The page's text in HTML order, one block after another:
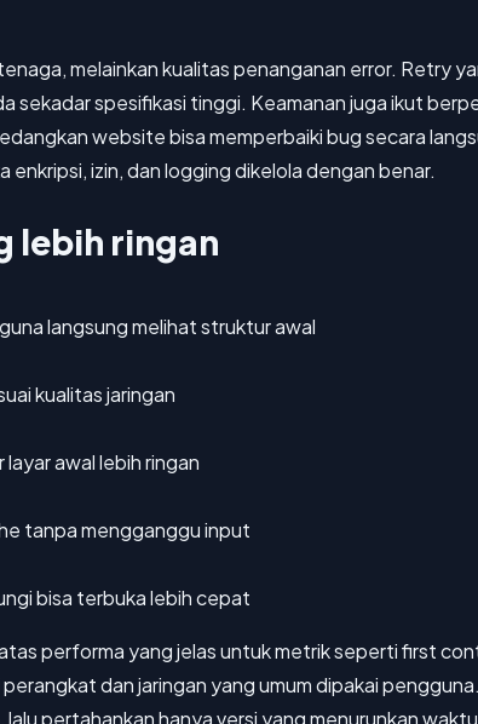
melainkan kualitas penanganan error. Retry
sekadar spesifikasi tinggi. Keamanan juga ikut
website bisa memperbaiki bug secara
izin, dan logging dikelola dengan benar.
lebih ringan
langsung melihat struktur awal
kualitas jaringan
awal lebih ringan
tanpa mengganggu input
bisa terbuka lebih cepat
performa yang jelas untuk metrik seperti first
dan jaringan yang umum dipakai
pertahankan hanya versi yang menurunkan